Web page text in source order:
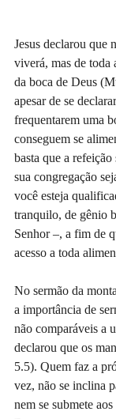
Jesus declarou que
viverá, mas de toda
da boca de Deus
apesar de se
frequentarem uma
conseguem se
basta que a
sua congregação
você esteja
tranquilo, de gênio
Senhor –, a fim de
acesso a toda
No sermão da
a importância de
não comparáveis a
declarou que os
5.5). Quem faz a
vez, não se inclina
nem se submete